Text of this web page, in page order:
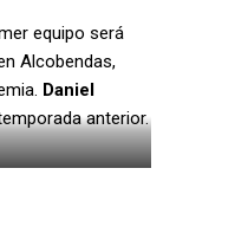
equipo será
Alcobendas,
Daniel
anterior.